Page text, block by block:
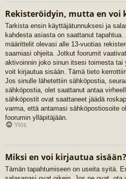
Rekisteröidyin, mutta en voi
Tarkista ensin käyttäjätunnuksesi ja
kahdesta asiasta on saattanut
määrittelit olevasi alle 13-vuotias
saamiasi ohjeita. Jotkut foorumit
aktivoinnin joko sinun itsesi toimesta tai
voit kirjautua sisään. Tämä tieto
Jos sinulle lähetettiin sähköpostia,
sähköpostia, olet saattanut antaa
sähköpostit ovat saattaneet jäädä
varma, että antamasi sähköpostiosoite
foorumin ylläpitäjään.
Ylös
Miksi en voi kirjautua sisään?
Tämän tapahtumiseen on useita syitä.